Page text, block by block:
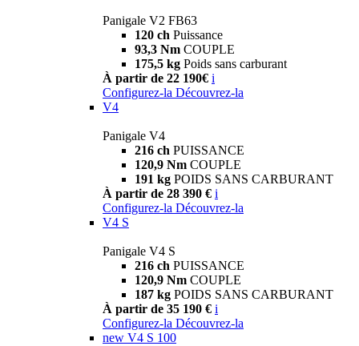
Panigale V2 FB63
120 ch Puissance
93,3 Nm COUPLE
175,5 kg Poids sans carburant
À partir de 22 190€ i
Configurez-la Découvrez-la
V4
Panigale V4
216 ch PUISSANCE
120,9 Nm COUPLE
191 kg POIDS SANS CARBURANT
À partir de 28 390 € i
Configurez-la Découvrez-la
V4 S
Panigale V4 S
216 ch PUISSANCE
120,9 Nm COUPLE
187 kg POIDS SANS CARBURANT
À partir de 35 190 € i
Configurez-la Découvrez-la
new V4 S 100